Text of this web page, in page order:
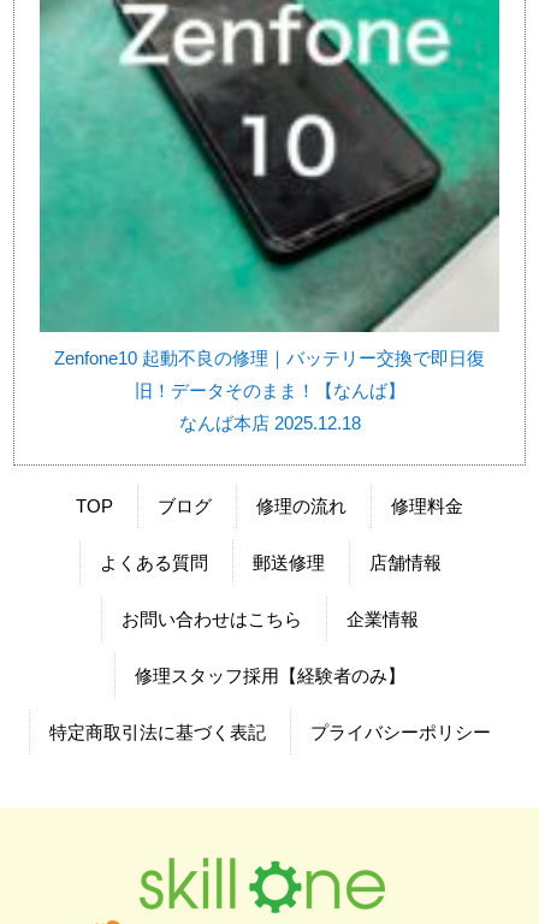
Zenfone10 起動不良の修理｜バッテリー交換で即日復
旧！データそのまま！【なんば】
なんば本店 2025.12.18
TOP ブログ 修理の流れ 修理料金
よくある質問 郵送修理 店舗情報
お問い合わせはこちら 企業情報
修理スタッフ採用【経験者のみ】
特定商取引法に基づく表記 プライバシーポリシー